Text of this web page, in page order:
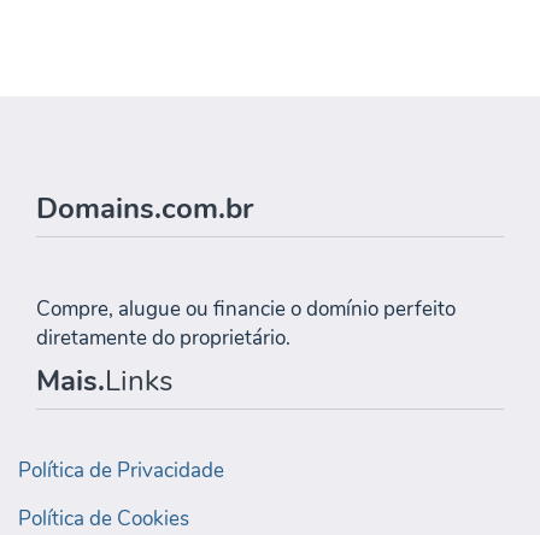
Domains.com.br
Compre, alugue ou financie o domínio perfeito
diretamente do proprietário.
Mais.Links
Política de Privacidade
Política de Cookies